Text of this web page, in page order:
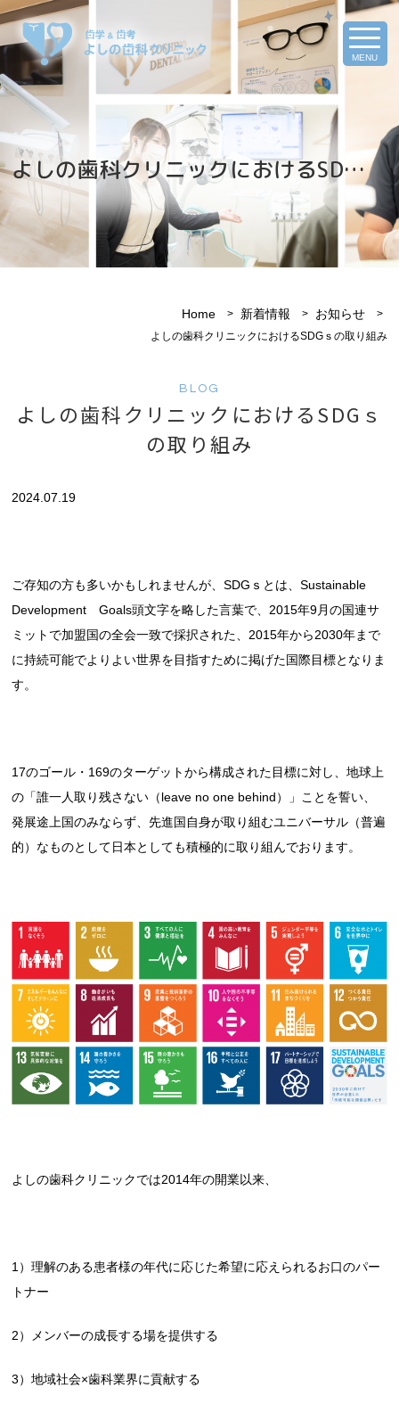
MENU
よしの歯科クリニックにおけるSD…
Home 新着情報 お知らせ
よしの歯科クリニックにおけるSDGｓの取り組み
BLOG
よしの歯科クリニックにおけるSDGｓ
の取り組み
2024.07.19
ご存知の方も多いかもしれませんが、SDGｓとは、Sustainable
Development Goals頭文字を略した言葉で、2015年9月の国連サ
ミットで加盟国の全会一致で採択された、2015年から2030年まで
に持続可能でよりよい世界を目指すために掲げた国際目標となりま
す。
17のゴール・169のターゲットから構成された目標に対し、地球上
の「誰一人取り残さない（leave no one behind）」ことを誓い、
発展途上国のみならず、先進国自身が取り組むユニバーサル（普遍
的）なものとして日本としても積極的に取り組んでおります。
よしの歯科クリニックでは2014年の開業以来、
1）理解のある患者様の年代に応じた希望に応えられるお口のパー
トナー
2）メンバーの成長する場を提供する
3）地域社会×歯科業界に貢献する